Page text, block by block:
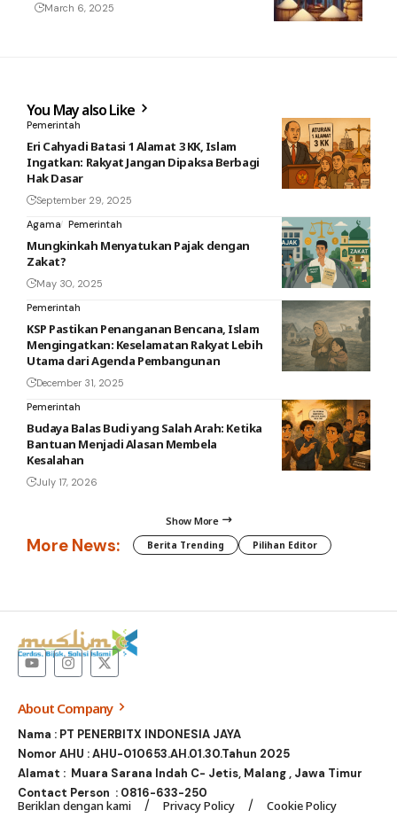
March 6, 2025
You May also Like
Pemerintah
Eri Cahyadi Batasi 1 Alamat 3 KK, Islam
Ingatkan: Rakyat Jangan Dipaksa Berbagi
Hak Dasar
September 29, 2025
Agama Pemerintah
Mungkinkah Menyatukan Pajak dengan
Zakat?
May 30, 2025
Pemerintah
KSP Pastikan Penanganan Bencana, Islam
Mengingatkan: Keselamatan Rakyat Lebih
Utama dari Agenda Pembangunan
December 31, 2025
Pemerintah
Budaya Balas Budi yang Salah Arah: Ketika
Bantuan Menjadi Alasan Membela
Kesalahan
July 17, 2026
Show More
More News: Berita Trending Pilihan Editor
About Company
Nama : PT PENERBITX INDONESIA JAYA
Nomor AHU : AHU-010653.AH.01.30.Tahun 2025
Alamat : Muara Sarana Indah C- Jetis, Malang , Jawa Timur
Contact Person : 0816-633-250
Beriklan dengan kami Privacy Policy Cookie Policy